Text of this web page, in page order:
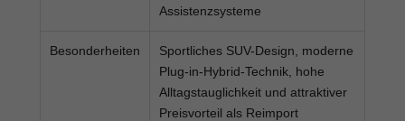
Assistenzsysteme
Besonderheiten
Sportliches SUV-Design, moderne
Plug-in-Hybrid-Technik, hohe
Alltagstauglichkeit und attraktiver
Preisvorteil als Reimport